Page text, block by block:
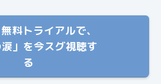
料トライアルで、
涙」を今スグ視聴す
る